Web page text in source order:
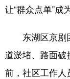
Русский
Deutsch
让“群众点单”成
东湖区京剧
道淤堵、路面
前，社区工作